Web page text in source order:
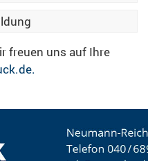
freuen uns auf Ihre